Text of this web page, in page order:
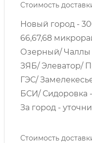
Стоимость
Новый город -
66,67,68
Озерный/ Чаллы
ЗЯБ/ Элеватор/
ГЭС/
БСИ/ Сидоровка
За город -
Стоимость